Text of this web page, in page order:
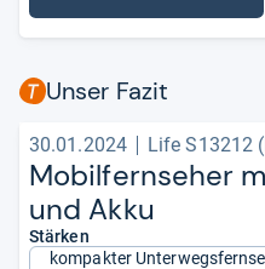
Unser Fazit
30.01.2024 Life S13212
Mobil­fern­se­her
und Akku
Stärken
kompakter